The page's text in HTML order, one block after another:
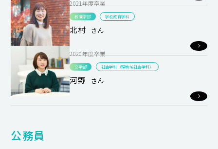
2021年度卒業
教養学部 学校教育学科
北村 さん
2020年度卒業
文学部 社会学科（現地域社会学科）
河野 さん
公務員